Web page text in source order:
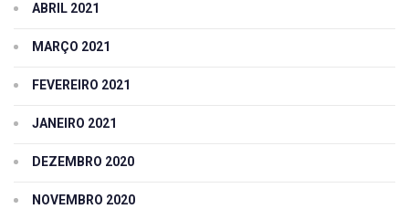
ABRIL 2021
MARÇO 2021
FEVEREIRO 2021
JANEIRO 2021
DEZEMBRO 2020
NOVEMBRO 2020